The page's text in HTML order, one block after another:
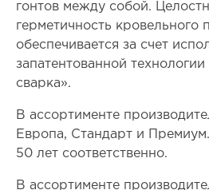
гонтов между собой.
герметичность кровельного
обеспечивается за счет
запатентованной
сварка».
В ассортименте
Европа, Стандарт и
50 лет соответственно.
В ассортименте